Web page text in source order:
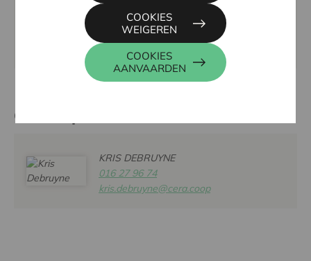
03 889 39 16
directie@schoolbranst.be
www.schoolbranst.be
Contactpersoon
KRIS DEBRUYNE
016 27 96 74
kris.debruyne@cera.coop
COOKIES
AANVAARDEN
COOKIES
WEIGEREN